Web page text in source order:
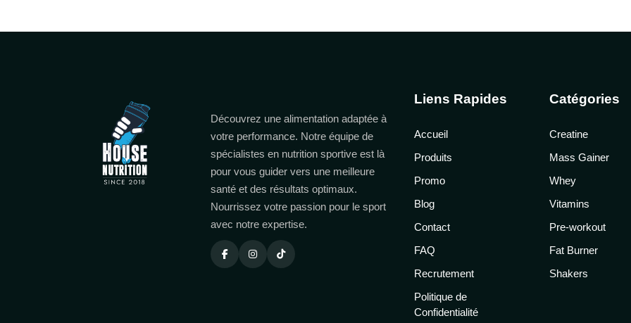
Découvrez une alimentation adaptée à
votre performance. Notre équipe de
spécialistes en nutrition sportive est là
pour vous guider vers une meilleure
santé et des résultats optimaux.
Nourrissez votre passion pour le sport
avec notre expertise.
Liens Rapides
Accueil
Produits
Promo
Blog
Contact
FAQ
Recrutement
Politique de
Confidentialité
Catégories
Creatine
Mass Gainer
Whey
Vitamins
Pre-workout
Fat Burner
Shakers